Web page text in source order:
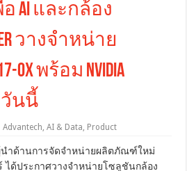
AI และกล้อง
วางจำหน่าย
OX พร้อม NVIDIA
วันนี้
Advantech,AI & Data, Product
ผู้นำด้านการจัดจำหน่ายผลิตภัณฑ์ใหม่
ได้ประกาศวางจำหน่ายโซลูชันกล้อง